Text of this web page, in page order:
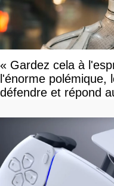
« Gardez cela à
l'énorme
défendre et répond